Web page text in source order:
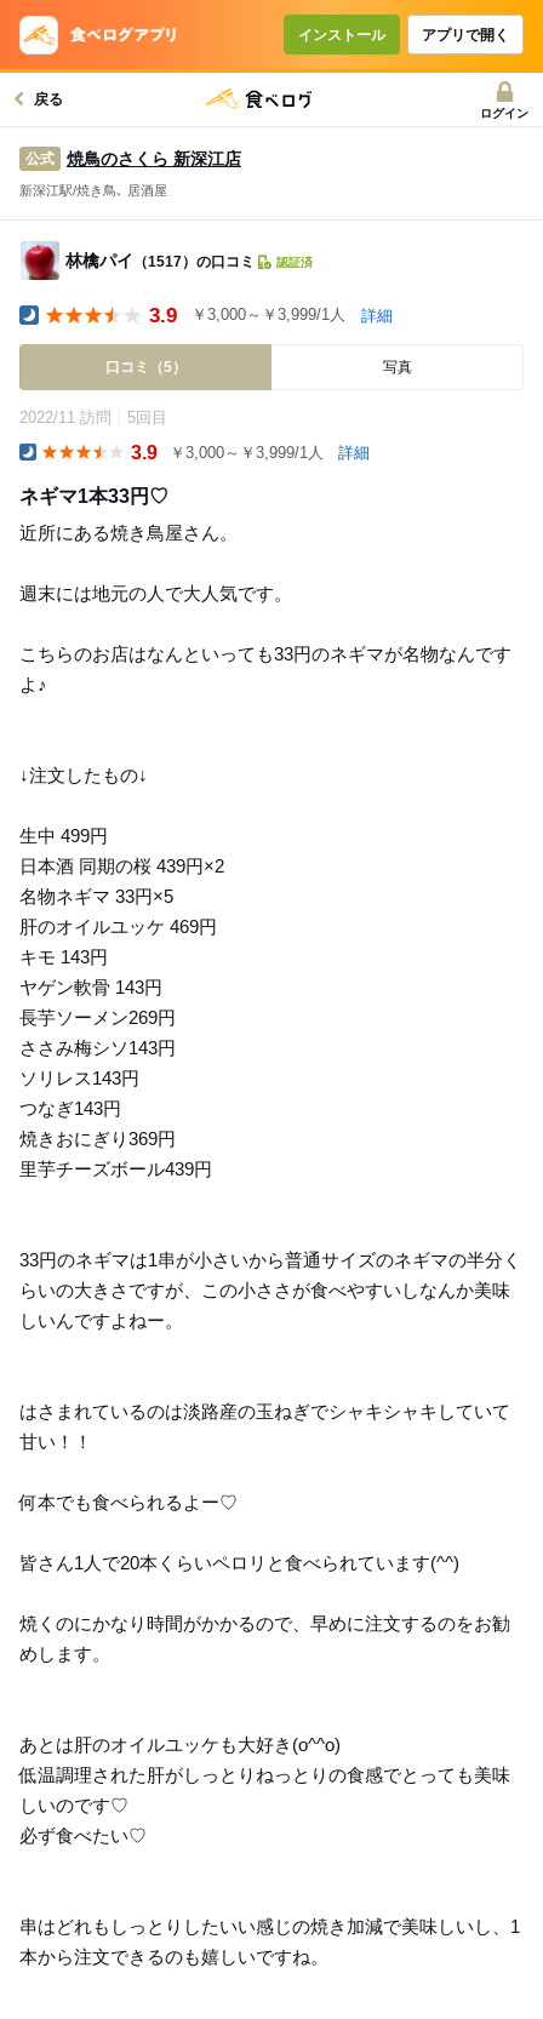
インストール アプリで開く
戻る
ログイン
公式 焼鳥のさくら 新深江店
新深江駅/焼き鳥､ 居酒屋
林檎パイ （1517）の口コミ 認証済
3.9 ￥3,000～￥3,999/1人 詳細
口コミ（5） 写真
2022/11 訪問 5回目
3.9 ￥3,000～￥3,999/1人 詳細
ネギマ1本33円♡
近所にある焼き鳥屋さん。
週末には地元の人で大人気です。
こちらのお店はなんといっても33円のネギマが名物なんです
よ♪
↓注文したもの↓
生中 499円
日本酒 同期の桜 439円×2
名物ネギマ 33円×5
肝のオイルユッケ 469円
キモ 143円
ヤゲン軟骨 143円
長芋ソーメン269円
ささみ梅シソ143円
ソリレス143円
つなぎ143円
焼きおにぎり369円
里芋チーズボール439円
33円のネギマは1串が小さいから普通サイズのネギマの半分く
らいの大きさですが、この小ささが食べやすいしなんか美味
しいんですよねー。
はさまれているのは淡路産の玉ねぎでシャキシャキしていて
甘い！！
何本でも食べられるよー♡
皆さん1人で20本くらいペロリと食べられています(^^)
焼くのにかなり時間がかかるので、早めに注文するのをお勧
めします。
あとは肝のオイルユッケも大好き(o^^o)
低温調理された肝がしっとりねっとりの食感でとっても美味
しいのです♡
必ず食べたい♡
串はどれもしっとりしたいい感じの焼き加減で美味しいし、1
本から注文できるのも嬉しいですね。